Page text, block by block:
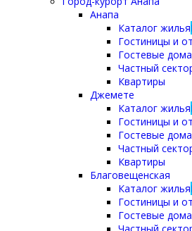
Анапа
Каталог жилья
Гостиницы и
Гостевые дома
Частный
Квартиры
Джемете
Каталог жилья
Гостиницы и
Гостевые дома
Частный
Квартиры
Благовещенская
Каталог жилья
Гостиницы и
Гостевые дома